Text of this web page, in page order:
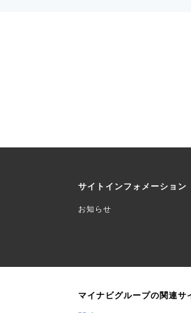
サイトインフォメーション
お知らせ
マイナビグループの関連サ